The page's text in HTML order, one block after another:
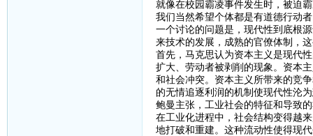
就像在校园霸凌事件发生时，被迫
我们当然希望个体都是有道德行动
一个讨论的问题是，现代性到底根
来技术的发展，成熟的官僚体制，
首先，马克思认为资本主义是现代
扩大、劳动者被剥削的现象。资本
和社会冲突。资本主义所带来的竞
的无情追逐利润的机制使现代性沦
鲍曼主张，工业社会的特征和导致
在工业化进程中，社会结构变得越
地打破和重建。这种流动性使得现